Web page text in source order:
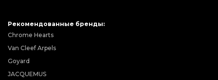
Рекомендованные бренды:
Chrome Hearts
Van Cleef Arpels
Goyard
JACQUEMUS